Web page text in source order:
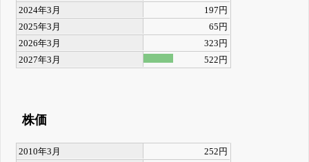
2024年3月
197円
2025年3月
65円
2026年3月
323円
2027年3月
522円
株価
2010年3月
252円